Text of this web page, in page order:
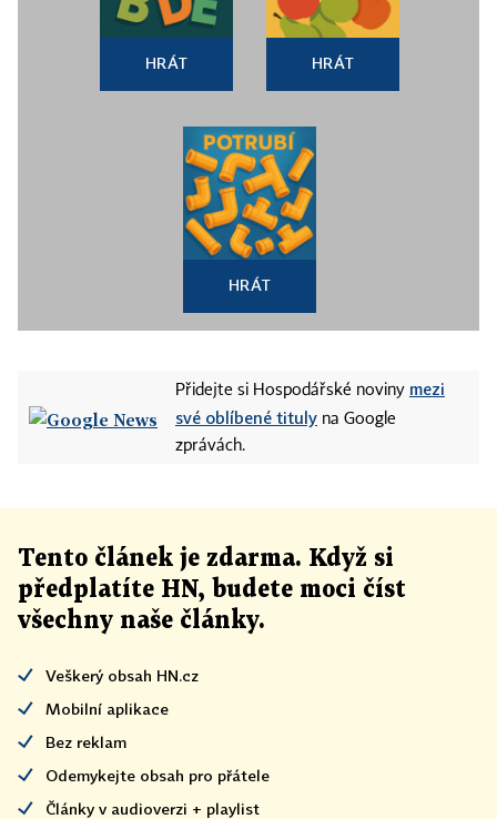
HRÁT HRÁT
HRÁT
Přidejte si Hospodářské noviny mezi
své oblíbené tituly na Google
zprávách.
Tento článek je zdarma. Když si
předplatíte HN, budete moci číst
všechny naše články.
Veškerý obsah HN.cz
Mobilní aplikace
Bez reklam
Odemykejte obsah pro přátele
Články v audioverzi + playlist